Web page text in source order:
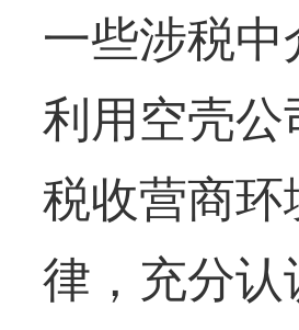
一些涉税
利用空壳
税收营商
律，充分